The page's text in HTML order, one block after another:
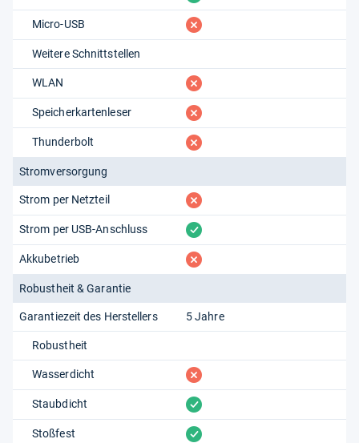
Micro-USB fehlt
Weitere Schnittstellen
WLAN fehlt
Speicherkartenleser fehlt
Thunderbolt fehlt
Stromversorgung
Strom per Netzteil fehlt
Strom per USB-Anschluss vorhanden
Akkubetrieb fehlt
Robustheit & Garantie
Garantiezeit des Herstellers 5 Jahre
Robustheit
Wasserdicht fehlt
Staubdicht vorhanden
Stoßfest vorhanden